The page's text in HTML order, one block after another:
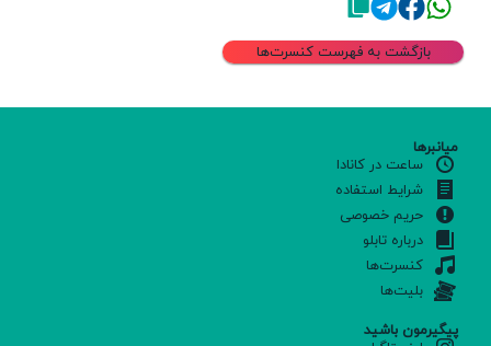
بازگشت به فهرست کنسرت‌ها
میانبرها
ساعت در کانادا
شرایط استفاده
حریم خصوصی
درباره تابلو
کنسرت‌ها
بلیت‌ها
پیگیرمون باشید